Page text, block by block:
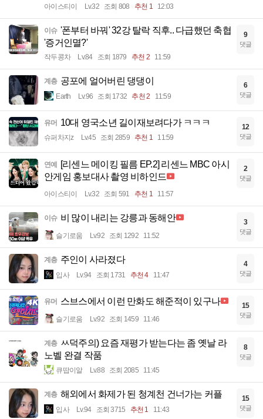
아이스티이 Lv.32 조회 808 추천 1 12:03
이슈 '폰부터 바꿔' 32강 탈락 직후.. 다급했던 축협
'증거인멸?'
작두콩차 Lv.84 조회 1879 추천 2 11:59
9
댓글
계층 공포에 얼어버린 댕댕이
Earth Lv.96 조회 1732 추천 2 11:59
6
댓글
유머 10대 영국소년 길이재보려다가 ㅋㅋㅋ
슈퍼차지z Lv.45 조회 2859 추천 1 11:59
12
댓글
연예 [리센느 메이킹 필름 EP.2] 리센느 MBC 아시
안게임 홍보대사 촬영 비하인드
아이스티이 Lv.32 조회 591 추천 1 11:57
2
댓글
이슈 비 많이 내리는 강릉과 동해안
슬기로움 Lv.92 조회 1292 11:52
3
댓글
계층 주인이 사라졌다
입사 Lv.94 조회 1731 추천 4 11:47
4
댓글
유머 스브스에서 이런 만화도 해준적이 있구나
슬기로움 Lv.92 조회 1459 11:46
15
댓글
계층 ㅆ덕주의) 요즘 재평가 받는다는 좀 옛날 라
노벨 완결 작품
큐땁이알 Lv.88 조회 2085 11:45
8
댓글
계층 해외에서 화제가 된 청계천 건너가는 커플
입사 Lv.94 조회 3715 추천 1 11:43
15
댓글